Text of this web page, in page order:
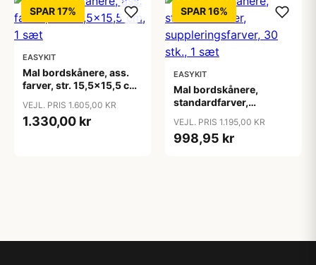
SPAR 17%
EASYKIT
Mal bordskånere, ass.
farver, str. 15,5x15,5 cm,
VEJL. PRIS 1.605,00 KR
1.330,00 kr
SPAR 16%
EASYKIT
Mal bordskånere,
standardfarver,
stk., 1 sæt
VEJL. PRIS 1.195,00 KR
998,95 kr